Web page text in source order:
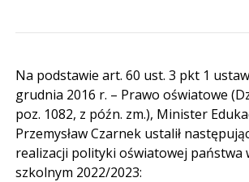
Na podstawie art. 60 ust. 3 pkt 1
grudnia 2016 r. – Prawo oświatowe
poz. 1082, z późn. zm.), Minister
Przemysław Czarnek ustalił
realizacji polityki oświatowej państwa
szkolnym 2022/2023: